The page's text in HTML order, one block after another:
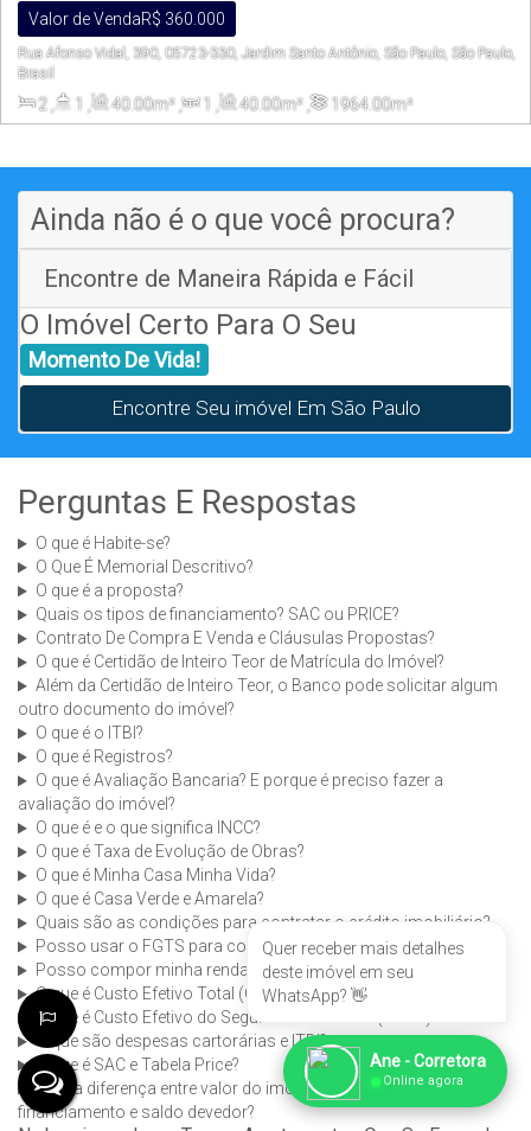
R$ 360.000
Valor de Venda
Rua Afonso Vidal, 390, 05723-330, Jardim Santo Antônio, São Paulo, São Paulo,
Brasil
2 , 1 , 40.00m² , 1 , 40.00m² , 1964.00m²
Ainda não é o que você procura?
Encontre de Maneira Rápida e Fácil
O Imóvel Certo Para O Seu
Momento De Vida!
Encontre Seu imóvel Em São Paulo
Perguntas E Respostas
O que é Habite-se?
O Que É Memorial Descritivo?
O que é a proposta?
Quais os tipos de financiamento? SAC ou PRICE?
Contrato De Compra E Venda e Cláusulas Propostas?
O que é Certidão de Inteiro Teor de Matrícula do Imóvel?
Além da Certidão de Inteiro Teor, o Banco pode solicitar algum
outro documento do imóvel?
O que é o ITBI?
O que é Registros?
O que é Avaliação Bancaria? E porque é preciso fazer a
avaliação do imóvel?
O que é e o que significa INCC?
O que é Taxa de Evolução de Obras?
O que é Minha Casa Minha Vida?
O que é Casa Verde e Amarela?
Quais são as condições para contratar o crédito imobiliário?
Posso usar o FGTS para comprar imóvel?
Posso compor minha renda com familiares?
O que é Custo Efetivo Total (CET)?
O que é Custo Efetivo do Seguro Habitacional (CESH)?
O que são despesas cartorárias e ITBI?
O que é SAC e Tabela Price?
Qual a diferença entre valor do imóvel, entrada, valor do
financiamento e saldo devedor?
Quer receber mais detalhes
deste imóvel em seu
WhatsApp? 👋
Ane - Corretora
● Online agora